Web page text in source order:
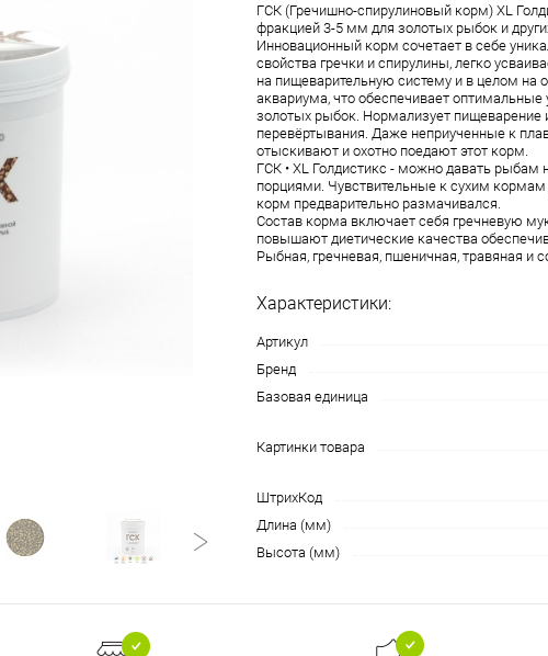
ГСК (Гречишно-спирулиновый корм) XL
фракцией 3-5 мм для золотых рыбок и
Инновационный корм сочетает в себе
свойства гречки и спирулины, легко
на пищеварительную систему и в целом на
аквариума, что обеспечивает
золотых рыбок. Нормализует пищеварение
перевёртывания. Даже неприученные к
отыскивают и охотно поедают этот корм.
ГСК • XL Голдистикс - можно давать рыбам
порциями. Чувствительные к сухим
корм предварительно размачивался.
Состав корма включает себя гречневую
повышают диетические качества
Рыбная, гречневая, пшеничная, травяная и
Характеристики:
Артикул
Бренд
Базовая единица
Картинки товара
ШтрихКод
Длина (мм)
Высота (мм)